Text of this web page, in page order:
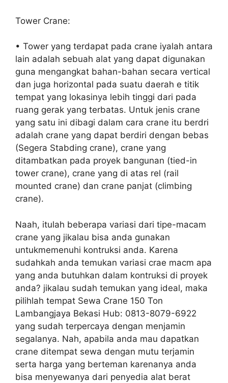
Tower Crane:
• Tower yang terdapat pada crane iyalah antara
lain adalah sebuah alat yang dapat digunakan
guna mengangkat bahan-bahan secara vertical
dan juga horizontal pada suatu daerah e titik
tempat yang lokasinya lebih tinggi dari pada
ruang gerak yang terbatas. Untuk jenis crane
yang satu ini dibagi dalam cara crane itu berdri
adalah crane yang dapat berdiri dengan bebas
(Segera Stabding crane), crane yang
ditambatkan pada proyek bangunan (tied-in
tower crane), crane yang di atas rel (rail
mounted crane) dan crane panjat (climbing
crane).
Naah, itulah beberapa variasi dari tipe-macam
crane yang jikalau bisa anda gunakan
untukmemenuhi kontruksi anda. Karena
sudahkah anda temukan variasi crae macm apa
yang anda butuhkan dalam kontruksi di proyek
anda? jikalau sudah temukan yang ideal, maka
pilihlah tempat Sewa Crane 150 Ton
Lambangjaya Bekasi Hub: 0813-8079-6922
yang sudah terpercaya dengan menjamin
segalanya. Nah, apabila anda mau dapatkan
crane ditempat sewa dengan mutu terjamin
serta harga yang berteman karenanya anda
bisa menyewanya dari penyedia alat berat